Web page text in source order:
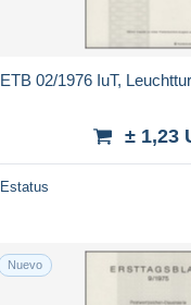
ETB 02/1976 IuT,
± 1,23
Estatus
Nuevo